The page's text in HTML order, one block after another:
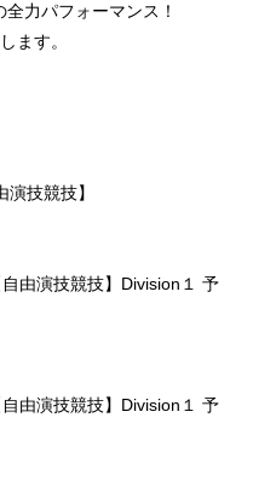
力パフォーマンス！
ます。
技競技】
由演技競技】Division１ 予
由演技競技】Division１ 予